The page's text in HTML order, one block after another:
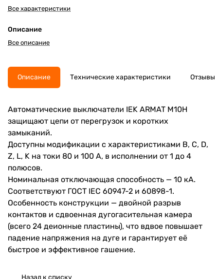
Все характеристики
Описание
Все описание
Описание Технические характеристики Отзывы
Автоматические выключатели IEK ARMAT M10H
защищают цепи от перегрузок и коротких
замыканий.
Доступны модификации с характеристиками B, C, D,
Z, L, K на токи 80 и 100 А, в исполнении от 1 до 4
полюсов.
Номинальная отключающая способность — 10 кА.
Соответствуют ГОСТ IEC 60947-2 и 60898-1.
Особенность конструкции — двойной разрыв
контактов и сдвоенная дугогасительная камера
(всего 24 деионные пластины), что вдвое повышает
падение напряжения на дуге и гарантирует её
быстрое и эффективное гашение.
Назад к списку